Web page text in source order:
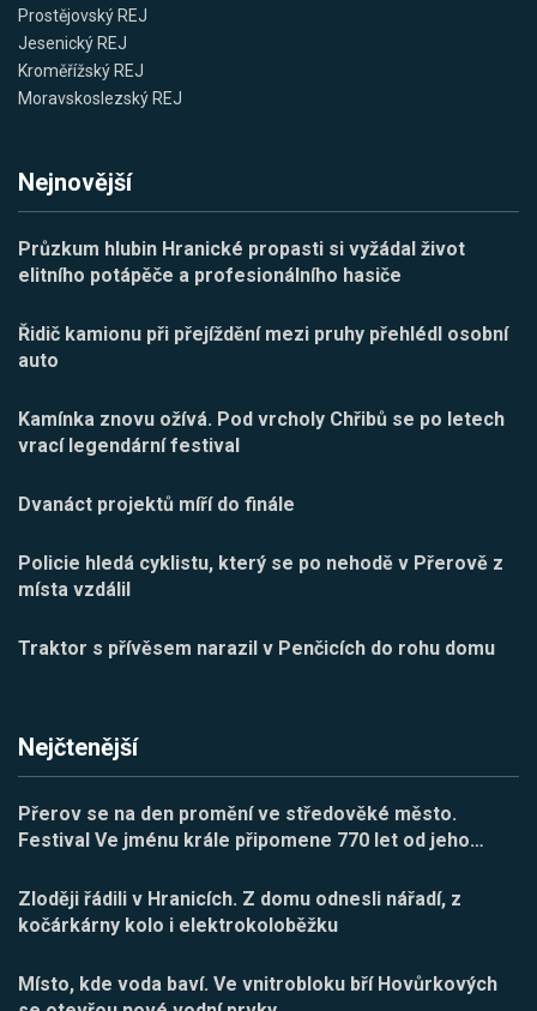
Prostějovský REJ
Jesenický REJ
Kroměřížský REJ
Moravskoslezský REJ
Nejnovější
Průzkum hlubin Hranické propasti si vyžádal život
elitního potápěče a profesionálního hasiče
Řidič kamionu při přejíždění mezi pruhy přehlédl osobní
auto
Kamínka znovu ožívá. Pod vrcholy Chřibů se po letech
vrací legendární festival
Dvanáct projektů míří do finále
Policie hledá cyklistu, který se po nehodě v Přerově z
místa vzdálil
Traktor s přívěsem narazil v Penčicích do rohu domu
Nejčtenější
Přerov se na den promění ve středověké město.
Festival Ve jménu krále připomene 770 let od jeho…
Zloději řádili v Hranicích. Z domu odnesli nářadí, z
kočárkárny kolo i elektrokoloběžku
Místo, kde voda baví. Ve vnitrobloku bří Hovůrkových